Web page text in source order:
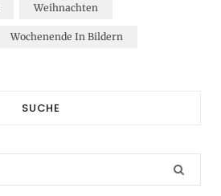
Weihnachten
Wochenende In Bildern
SUCHE